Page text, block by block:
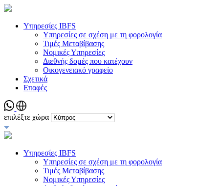
Υπηρεσίες IBFS
Υπηρεσίες σε σχέση με τη φορολογία
Τιμές Μεταβίβασης
Νομικές Υπηρεσίες
Διεθνής δομές που κατέχουν
Οικογενειακό γραφείο
Σχετικά
Επαφές
επιλέξτε χώρα
Υπηρεσίες IBFS
Υπηρεσίες σε σχέση με τη φορολογία
Τιμές Μεταβίβασης
Νομικές Υπηρεσίες